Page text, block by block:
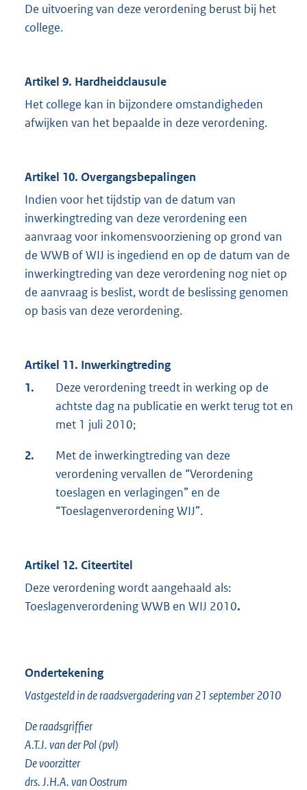
De uitvoering van deze verordening berust bij het
college.
Artikel 9. Hardheidclausule
Het college kan in bijzondere omstandigheden
afwijken van het bepaalde in deze verordening.
Artikel 10. Overgangsbepalingen
Indien voor het tijdstip van de datum van
inwerkingtreding van deze verordening een
aanvraag voor inkomensvoorziening op grond van
de WWB of WIJ is ingediend en op de datum van de
inwerkingtreding van deze verordening nog niet op
de aanvraag is beslist, wordt de beslissing genomen
op basis van deze verordening.
Artikel 11. Inwerkingtreding
1.
Deze verordening treedt in werking op de
achtste dag na publicatie en werkt terug tot en
met 1 juli 2010;
2.
Met de inwerkingtreding van deze
verordening vervallen de “Verordening
toeslagen en verlagingen” en de
“Toeslagenverordening WIJ”.
Artikel 12. Citeertitel
Deze verordening wordt aangehaald als:
Toeslagenverordening WWB en WIJ 2010.
Ondertekening
Vastgesteld in de raadsvergadering van 21 september 2010
De raadsgriffier
A.T.J. van der Pol (pvl)
De voorzitter
drs. J.H.A. van Oostrum